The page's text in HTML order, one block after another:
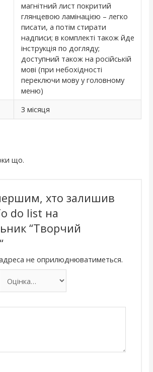
магнітний лист покритий
глянцевою ламінацією – легко
писати, а потім стирати
надписи; в комплекті також йде
інструкція по догляду;
доступний також на російській
мові (при небохідності
переключи мову у головному
меню)
3 місяця
що.
хто залишив
do list на
“Творчий
не оприлюднюватиметься.